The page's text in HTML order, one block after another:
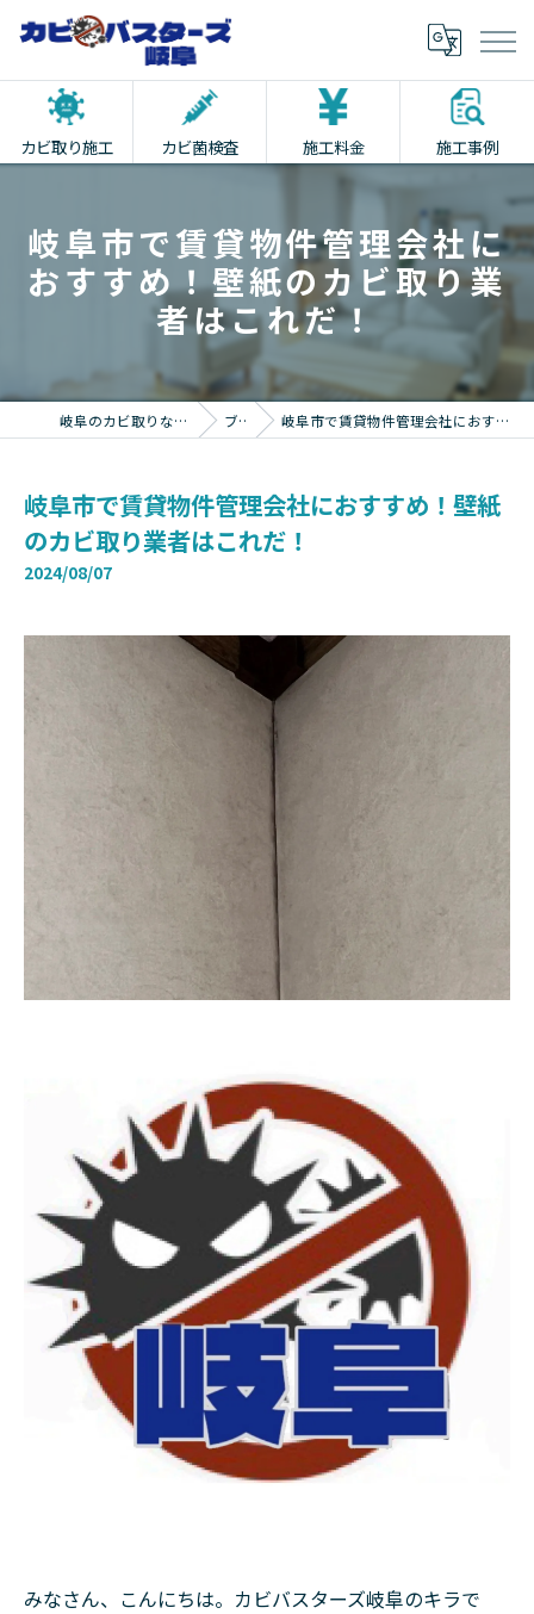
カビ取り施工 カビ菌検査 施工料金 施工事例
岐阜市で賃貸物件管理会社に
おすすめ！壁紙のカビ取り業
者はこれだ！
岐阜のカビ取りならカビバスターズ岐阜 ブログ 岐阜市で賃貸物件管理会社におすすめ！壁紙のカビ取り業者はこれだ！
岐阜市で賃貸物件管理会社におすすめ！壁紙
のカビ取り業者はこれだ！
2024/08/07
みなさん、こんにちは。カビバスターズ岐阜のキラで